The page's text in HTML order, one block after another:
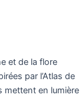
et de la flore
par l’Atlas de
mettent en lumière